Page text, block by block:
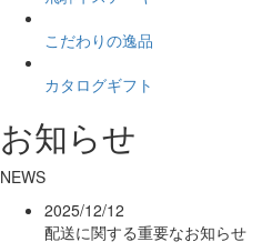
こだわりの逸品
カタログギフト
お知らせ
NEWS
2025/12/12
配送に関する重要なお知らせ